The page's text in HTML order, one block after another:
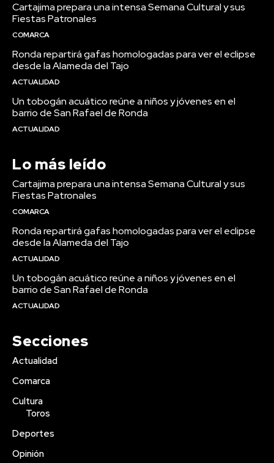
Cartajima prepara una intensa Semana Cultural y sus
Fiestas Patronales
COMARCA
Ronda repartirá gafas homologadas para ver el eclipse
desde la Alameda del Tajo
ACTUALIDAD
Un tobogán acuático reúne a niños y jóvenes en el
barrio de San Rafael de Ronda
ACTUALIDAD
Lo más leído
Cartajima prepara una intensa Semana Cultural y sus
Fiestas Patronales
COMARCA
Ronda repartirá gafas homologadas para ver el eclipse
desde la Alameda del Tajo
ACTUALIDAD
Un tobogán acuático reúne a niños y jóvenes en el
barrio de San Rafael de Ronda
ACTUALIDAD
Secciones
Actualidad
Comarca
Cultura
Toros
Deportes
Opinión